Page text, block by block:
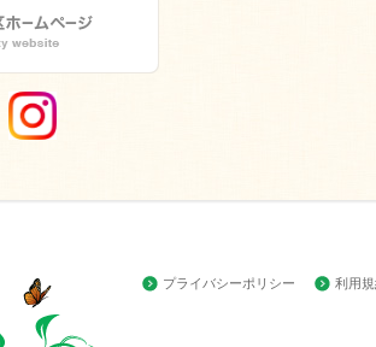
プライバシーポリシー 利用